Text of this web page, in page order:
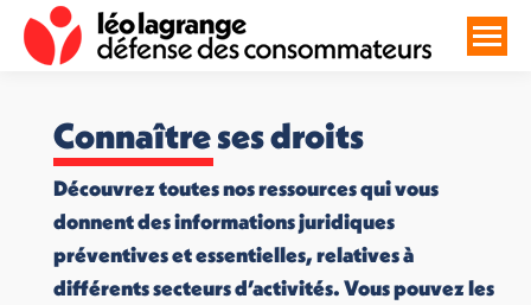
Connaître ses droits
Découvrez toutes nos ressources qui vous
donnent des informations juridiques
préventives et essentielles, relatives à
différents secteurs d’activités. Vous pouvez les